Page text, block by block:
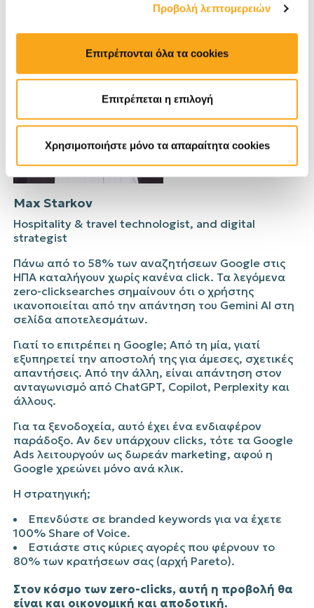
Προβολή λεπτομερειών
Επιτρέπονται όλα τα cookies
Επιτρέπεται η επιλογή
Χρησιμοποιήστε μόνο τα απαραίτητα cookies
Max Starkov
Hospitality & travel technologist, and digital
strategist
Πάνω από το 58% των αναζητήσεων Googleστις
ΗΠΑ καταλήγουν χωρίς κανένα click. Τα λεγόμενα
zero-clicksearches σημαίνουν ότι ο χρήστης
ικανοποιείται από την απάντηση του Gemini AI στη
σελίδα αποτελεσμάτων.
Γιατί το επιτρέπει η Google; Από τη μία, γιατί
εξυπηρετεί την αποστολή της για άμεσες, σχετικές
απαντήσεις. Από την άλλη, είναι απάντηση στον
ανταγωνισμό από ChatGPT, Copilot, Perplexity και
άλλους.
Για τα ξενοδοχεία, αυτό έχει ένα ενδιαφέρον
παράδοξο. Αν δεν υπάρχουν clicks, τότε τα Google
Ads λειτουργούν ως δωρεάν marketing, αφού η
Google χρεώνει μόνο ανά κλικ.
Η στρατηγική;
Επενδύστε σε branded keywords για να έχετε
100% Share of Voice.
Εστιάστε στις κύριες αγορές που φέρνουν το
80% των κρατήσεων σας (αρχή Pareto).
Στον κόσμο των zero-clicks, αυτή η προβολή θα
είναι και οικονομική και αποδοτική.